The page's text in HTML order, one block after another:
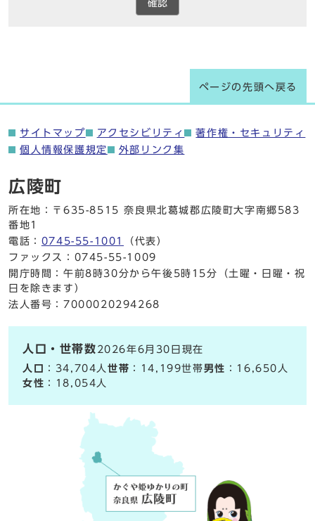
確認
ページの先頭へ戻る
サイトマップ アクセシビリティ
著作権・セキュリティ
個人情報保護規定
外部リンク集
広陵町
所在地：〒635-8515 奈良県北葛城郡広陵町大字南郷583
番地1
電話： 0745-55-1001
（代表）
ファックス：0745-55-1009
開庁時間：午前8時30分から午後5時15分（土曜・日曜・祝
日を除きます）
法人番号：7000020294268
人口・世帯数 2026年6月30日現在
人口
：34,704人世帯 ：14,199世帯男性 ：16,650人
女性 ：18,054人